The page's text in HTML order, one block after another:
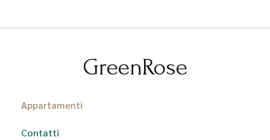
GreenRose
Appartamenti
Contatti